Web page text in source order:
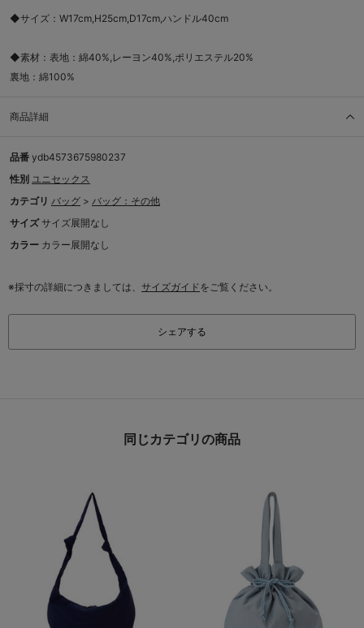
◆サイズ：W17cm,H25cm,D17cm,ハンドル40cm
◆素材：表地：綿40%,レーヨン40%,ポリエステル20%
裏地：綿100%
商品詳細
品番 ydb4573675980237
性別 ユニセックス
カテゴリ バッグ > バッグ：その他
サイズ サイズ展開なし
カラー カラー展開なし
※採寸の詳細につきましては、 サイズガイドをご覧ください。
シェアする
同じカテゴリの商品